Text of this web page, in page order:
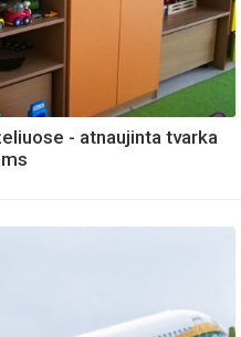
- atnaujinta tvarka